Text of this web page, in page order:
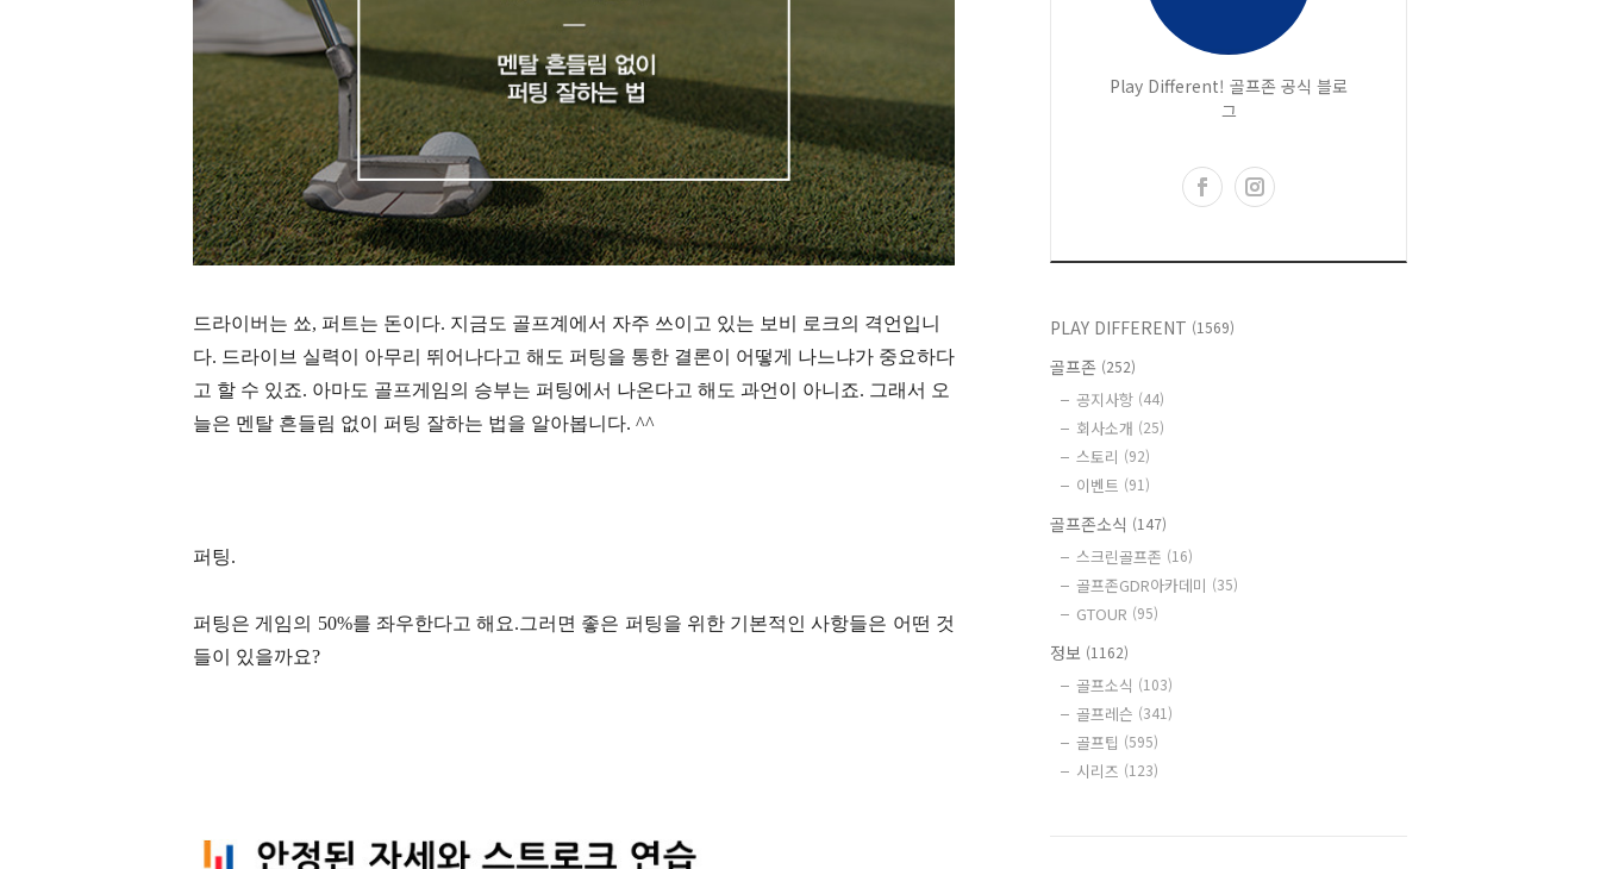
드라이버는 쑈, 퍼트는 돈이다. 지금도 골프계에서 자주 쓰이고 있는 보비 로크의 격언입니
다. 드라이브 실력이 아무리 뛰어나다고 해도 퍼팅을 통한 결론이 어떻게 나느냐가 중요하다
고 할 수 있죠. 아마도 골프게임의 승부는 퍼팅에서 나온다고 해도 과언이 아니죠. 그래서 오
늘은 멘탈 흔들림 없이 퍼팅 잘하는 법을 알아봅니다. ^^
퍼팅.
퍼팅은 게임의 50%를 좌우한다고 해요.그러면 좋은 퍼팅을 위한 기본적인 사항들은 어떤 것
들이 있을까요?
Play Different! 골프존 공식 블로
그
PLAY DIFFERENT (1569)
골프존 (252)
공지사항 (44)
회사소개 (25)
스토리 (92)
이벤트 (91)
골프존소식 (147)
스크린골프존 (16)
골프존GDR아카데미 (35)
GTOUR (95)
정보 (1162)
골프소식 (103)
골프레슨 (341)
골프팁 (595)
시리즈 (123)